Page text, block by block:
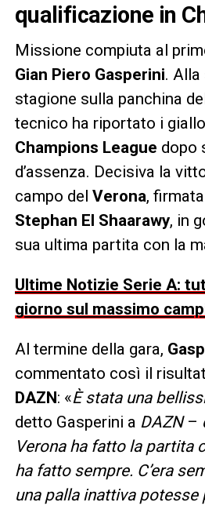
qualificazione in
Missione compiuta al
Gian Piero Gasperini. Alla
stagione sulla panchina
tecnico ha riportato i
Champions League dopo
d’assenza. Decisiva la
campo del Verona,
Stephan El Shaarawy, in
sua ultima partita con la
Ultime Notizie Serie A:
giorno sul massimo
Al termine della gara,
commentato così il
DAZN: «È stata una
detto Gasperini a DAZN–
Verona ha fatto la partita
ha fatto sempre. C’era
una palla inattiva potesse